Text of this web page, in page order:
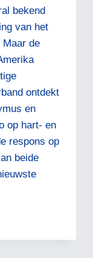
bekend
van het
de
ontdekt
en
op hart- en
respons op
beide